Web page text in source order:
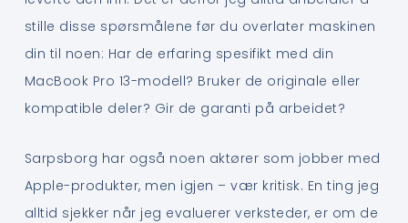
stille disse spørsmålene før du overlater maskinen
din til noen: Har de erfaring spesifikt med din
MacBook Pro 13-modell? Bruker de originale eller
kompatible deler? Gir de garanti på arbeidet?
Sarpsborg har også noen aktører som jobber med
Apple-produkter, men igjen – vær kritisk. En ting jeg
alltid sjekker når jeg evaluerer verksteder, er om de